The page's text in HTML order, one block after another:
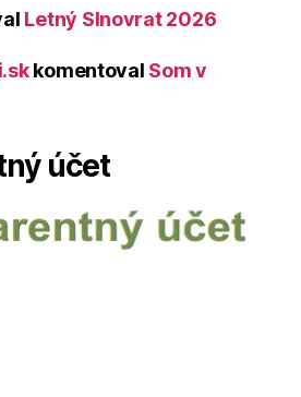
Letný Slnovrat 2026
komentoval Som v
účet